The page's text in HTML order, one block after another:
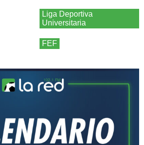
Liga Deportiva
Universitaria
FEF